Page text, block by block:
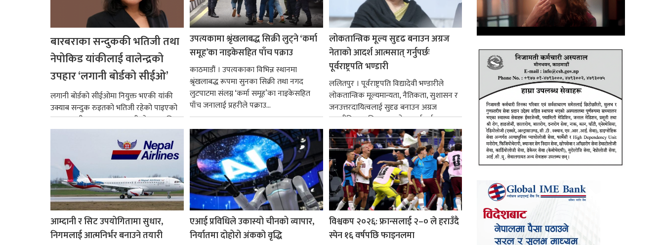
बारबराका सन्दुककी भतिजी तथा
नेपोकिड यांकीलाई वालेन्द्रको
उपहार ‘लगानी बोर्डको सीईओ’
लगानी बोर्डको सीईओमा नियुक्त भएकी यांकी
उक्याब सन्दुक रुइतको भतिजी रहेको पाइएको
छ। तत्कालीन समयमा महाकालीको अञ्चलाधिश
नै बनेका जोन...
उपत्यकामा श्रृंखलाबद्ध सिक्री लुट्ने ‘कर्मा
समूह’का नाइकेसहित पाँच पक्राउ
काठमाडौं । उपत्यकाका विभिन्न स्थानमा
श्रृंखलाबद्ध रूपमा सुनका सिक्री तथा नगद
लुटपाटमा संलग्न ‘कर्मा समूह’का नाइकेसहित
पाँच जनालाई प्रहरीले पक्राउ...
लोकतान्त्रिक मूल्य सुदृढ बनाउन अग्रज
नेताको आदर्श आत्मसात् गर्नुपर्छः
पूर्वराष्ट्रपति भण्डारी
ललितपुर । पूर्वराष्ट्रपति विद्यादेवी भण्डारीले
लोकतान्त्रिक मूल्यमान्यता, नैतिकता, सुशासन र
जनउत्तरदायित्वलाई सुदृढ बनाउन अग्रज
राजनीतिक व्यक्तित्वहरूको आदर्शलाई आत्मसात्
गर्न आवश्यक...
आम्दानी र सिट उपयोगितामा सुधार,
निगमलाई आत्मनिर्भर बनाउने तयारी
एआई प्रविधिले उकास्यो चीनको व्यापार,
निर्यातमा दोहोरो अंकको वृद्धि
विश्वकप २०२६: फ्रान्सलाई २–० ले हराउँदै
स्पेन १६ वर्षपछि फाइनलमा